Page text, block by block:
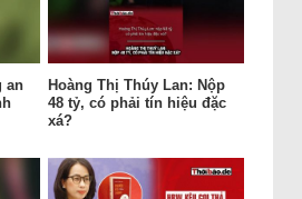
an
Hoàng Thị Thúy Lan: Nộp
48 tỷ, có phải tín hiệu đặc
xá?